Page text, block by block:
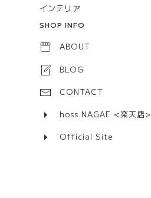
インテリア
SHOP INFO
ABOUT
BLOG
CONTACT
hoss NAGAE <楽天店>
Official Site